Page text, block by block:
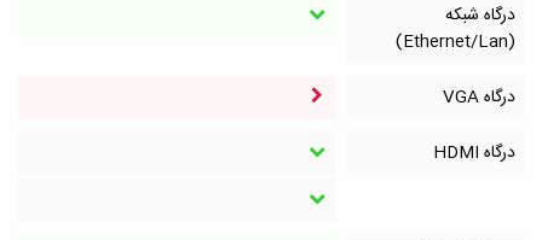
درگاه شبکه
(Ethernet/Lan)
درگاه VGA
درگاه HDMI